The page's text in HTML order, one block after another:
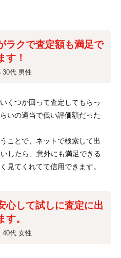
ラクで査定額も満足で
す！
30代 男性
くつか回って査定してもらっ
いの適当で低い評価額だった
ことで、ネットで検索して出
したら、意外にも満足できる
見てくれてて信用できます。
心して試しに査定に出
す。
40代 女性